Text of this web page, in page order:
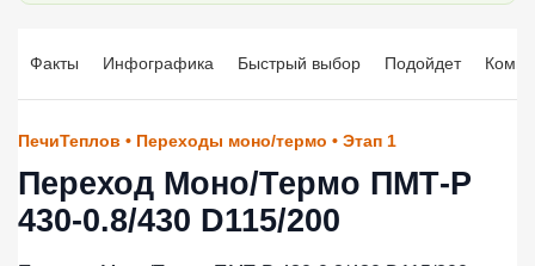
Факты Инфографика Быстрый выбор Подойдет
ПечиТеплов • Переходы моно/термо • Этап 1
Переход Моно/Термо ПМТ-Р
430-0.8/430 D115/200